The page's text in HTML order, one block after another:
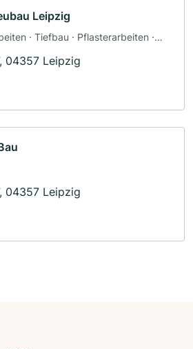
Leipzig
· Tiefbau · Pflasterarbeiten ·
04357 Leipzig
04357 Leipzig